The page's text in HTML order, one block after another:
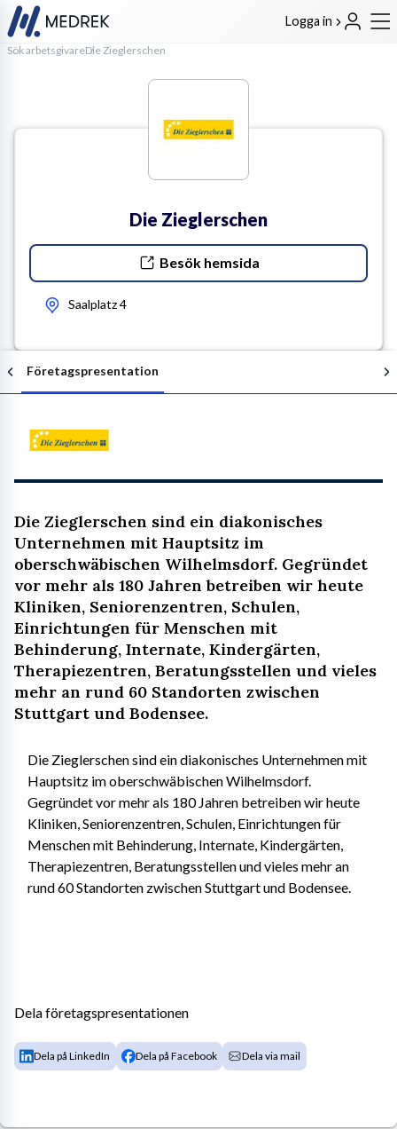
Logga in
Sök arbetsgivareDie Zieglerschen
Die Zieglerschen
Besök hemsida
Saalplatz 4
Företagspresentation
Die Zieglerschen sind ein diakonisches
Unternehmen mit Hauptsitz im
oberschwäbischen Wilhelmsdorf. Gegründet
vor mehr als 180 Jahren betreiben wir heute
Kliniken, Seniorenzentren, Schulen,
Einrichtungen für Menschen mit
Behinderung, Internate, Kindergärten,
Therapiezentren, Beratungsstellen und vieles
mehr an rund 60 Standorten zwischen
Stuttgart und Bodensee.
Die Zieglerschen sind ein diakonisches Unternehmen mit
Hauptsitz im oberschwäbischen Wilhelmsdorf.
Gegründet vor mehr als 180 Jahren betreiben wir heute
Kliniken, Seniorenzentren, Schulen, Einrichtungen für
Menschen mit Behinderung, Internate, Kindergärten,
Therapiezentren, Beratungsstellen und vieles mehr an
rund 60 Standorten zwischen Stuttgart und Bodensee.
Dela företagspresentationen
Dela på LinkedIn Dela på Facebook Dela via mail